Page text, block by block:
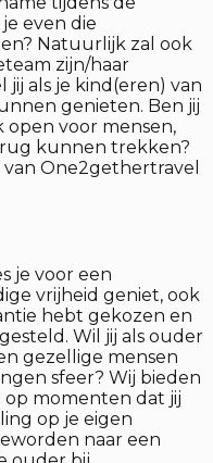
even die
Natuurlijk zal ook
zijn/haar
als je kind(eren) van
genieten. Ben jij
open voor mensen,
kunnen trekken?
One2gethertravel
je voor een
vrijheid geniet, ook
hebt gekozen en
Wil jij als ouder
gezellige mensen
sfeer? Wij bieden
momenten dat jij
op je eigen
naar een